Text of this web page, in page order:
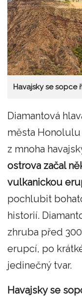
Havajsky se sopce
Diamantová
města Honolulu
z mnoha
ostrova začal
vulkanickou
pochlubit
historií.
zhruba před
erupcí, po
jedinečný tvar.
Havajsky se